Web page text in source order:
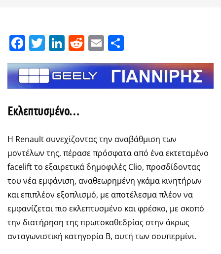
Facebook
Twitter
LinkedIn
Reddit
Email
Εκλεπτυσμένο…
Η Renault συνεχίζοντας την αναβάθμιση των
μοντέλων της, πέρασε πρόσφατα από ένα εκτεταμένο
facelift το εξαιρετικά δημοφιλές Clio, προσδίδοντας
του νέα εμφάνιση, αναθεωρημένη γκάμα κινητήρων
και επιπλέον εξοπλισμό, με αποτέλεσμα πλέον να
εμφανίζεται πιο εκλεπτυσμένο και φρέσκο, με σκοπό
την διατήρηση της πρωτοκαθεδρίας στην άκρως
ανταγωνιστική κατηγορία Β, αυτή των σουπερμίνι.